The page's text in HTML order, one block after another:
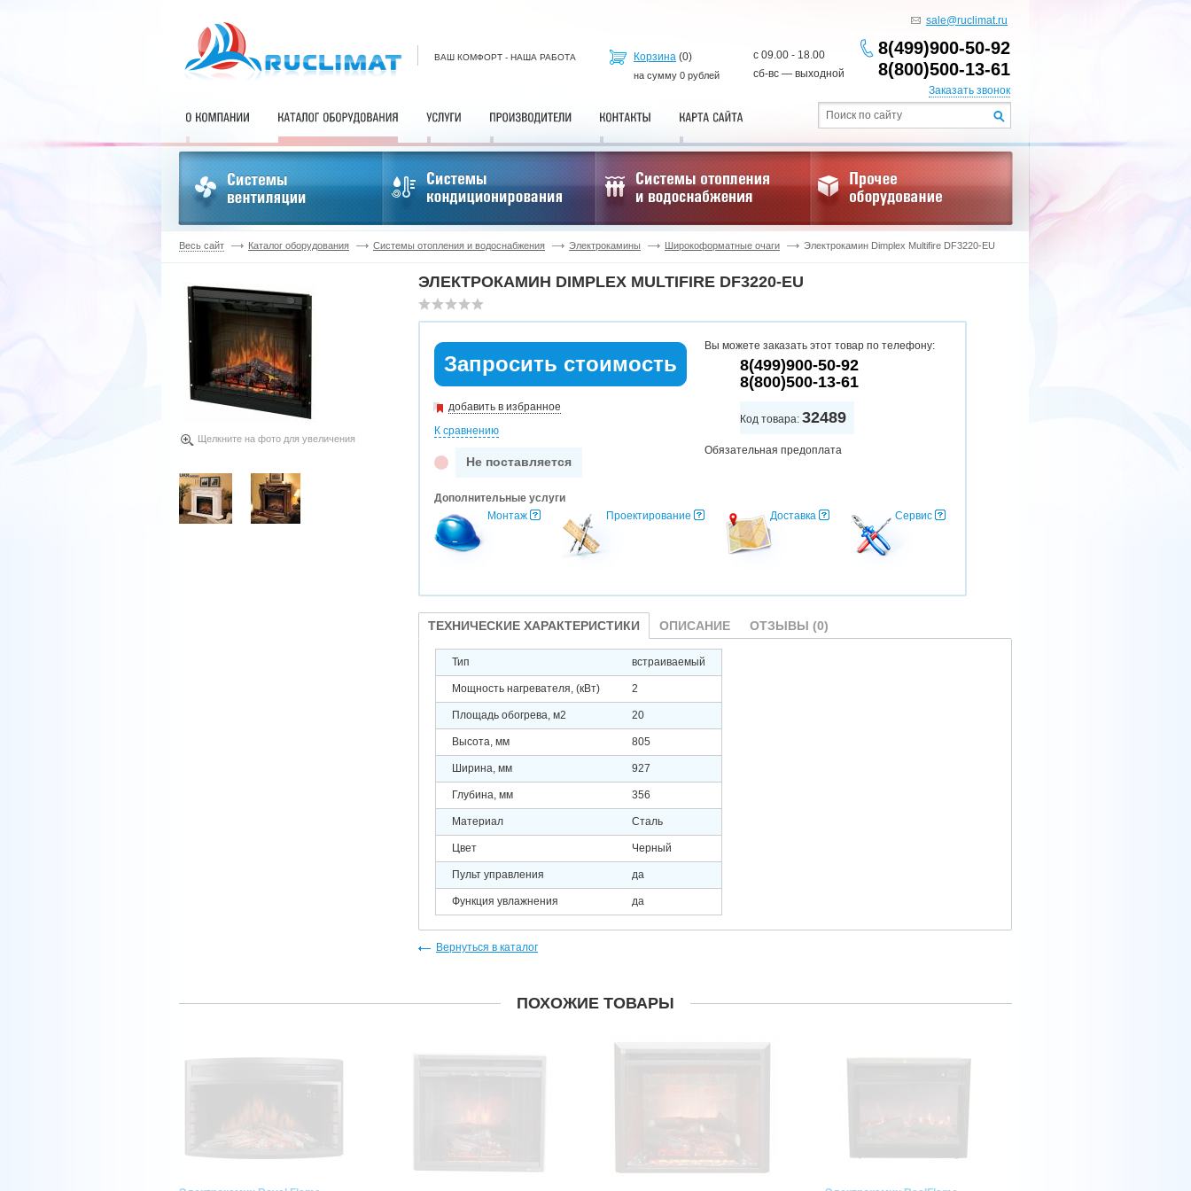
ВАШ КОМФОРТ - НАША РАБОТА Корзина (0)
на сумму 0 рублей
с 09.00 - 18.00
сб-вс — выходной
sale@ruclimat.ru
8(499)900-50-92
8(800)500-13-61
Заказать звонок
Весь сайт Каталог оборудования Системы отопления и водоснабжения Электрокамины Широкоформатные очаги Электрокамин Dimplex Multifire DF3220-EU
Щелкните на фото для увеличения
ЭЛЕКТРОКАМИН DIMPLEX MULTIFIRE DF3220-EU
Запросить стоимость
добавить в избранное
К сравнению
Не поставляется
Вы можете заказать этот товар по телефону:
8(499)900-50-92
8(800)500-13-61
Код товара: 32489
Обязательная предоплата
Дополнительные услуги
Монтаж
Проектирование Доставка Сервис
ТЕХНИЧЕСКИЕ ХАРАКТЕРИСТИКИ ОПИСАНИЕ ОТЗЫВЫ (0)
Тип встраиваемый
Мощность нагревателя, (кВт) 2
Площадь обогрева, м2 20
Высота, мм 805
Ширина, мм 927
Глубина, мм 356
Материал Сталь
Цвет Черный
Пульт управления да
Функция увлажнения да
Вернуться в каталог
ПОХОЖИЕ ТОВАРЫ